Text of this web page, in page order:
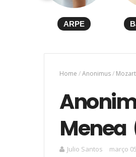
ARPE
Home /Anonimus/
Menea
Julio Santos março